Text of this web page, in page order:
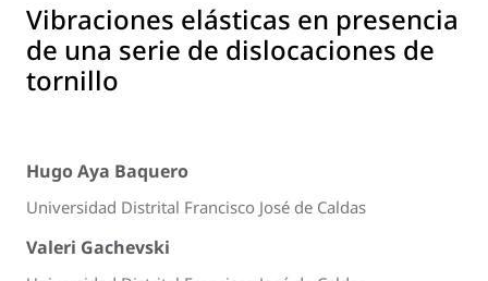
Vibraciones elásticas en presencia
de una serie de dislocaciones de
tornillo
Hugo Aya Baquero
Universidad Distrital Francisco José de Caldas
Valeri Gachevski